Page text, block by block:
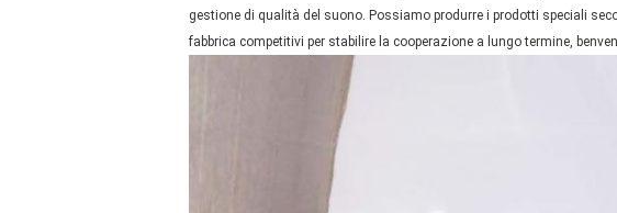
gestione di qualità del suono. Possiamo produrre i prodotti speciali
fabbrica competitivi per stabilire la cooperazione a lungo termine,